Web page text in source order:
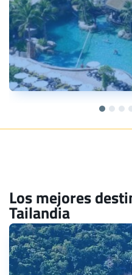
Los mejores
Tailandia